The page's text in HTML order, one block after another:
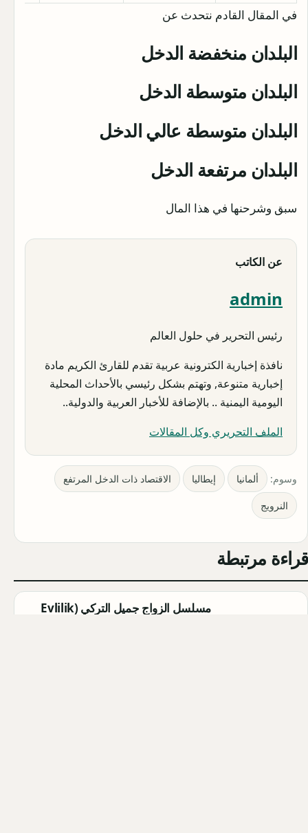
في المقال القادم نتحدث عن
البلدان منخفضة الدخل
البلدان متوسطة الدخل
البلدان متوسطة عالي الدخل
البلدان مرتفعة الدخل
سبق وشرحنها في هذا المال
عن الكاتب
admin
رئيس التحرير في حلول العالم
نافذة إخبارية الكترونية عربية تقدم للقارئ الكريم مادة
إخبارية متنوعة, وتهتم بشكل رئيسي بالأحداث المحلية
اليومية اليمنية .. بالإضافة للأخبار العربية والدولية..
الملف التحريري وكل المقالات
وسوم: ألمانيا إيطاليا الاقتصاد ذات الدخل المرتفع
النرويج
قراءة مرتبطة
مسلسل الزواج جميل التركي (Evlilik